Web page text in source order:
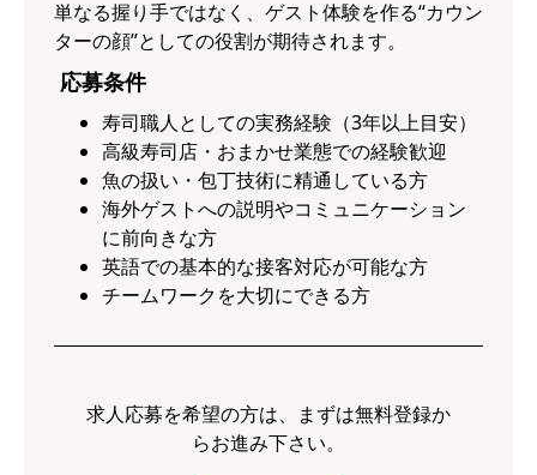
単なる握り手ではなく、ゲスト体験を作る“カウン
ターの顔”としての役割が期待されます。
応募条件
寿司職人としての実務経験（3年以上目安）
高級寿司店・おまかせ業態での経験歓迎
魚の扱い・包丁技術に精通している方
海外ゲストへの説明やコミュニケーション
に前向きな方
英語での基本的な接客対応が可能な方
チームワークを大切にできる方
求人応募を希望の方は、まずは無料登録か
らお進み下さい。